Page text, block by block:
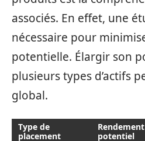
associés. En effet, une
nécessaire pour
potentielle. Élargir son
plusieurs types d’actifs
global.
Type de
placement
Rendement
potentiel